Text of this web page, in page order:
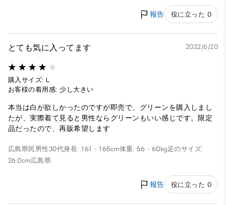
報告 役に立った 0
とても気に入ってます 2022/6/20
購入サイズ: L
お客様の着用感: 少し大きい
本当は白が欲しかったのですが即売で、グリーンを購入しまし
たが、実際着て見ると男性ならグリーンもいい感じです。限定
品だったので、再販希望します
広島県民 男性30代身長: 161 - 165cm体重: 56 - 60kg足のサイズ:
26.0cm広島県
報告 役に立った 0